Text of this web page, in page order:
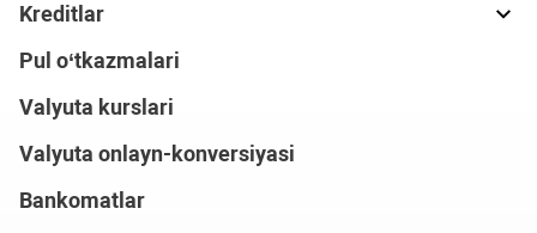
Kreditlar
Pul o‘tkazmalari
Valyuta kurslari
Valyuta onlayn-konversiyasi
Bankomatlar